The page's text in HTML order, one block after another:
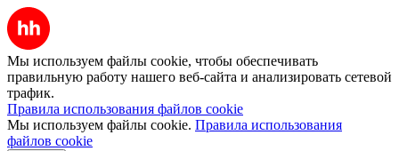
Мы используем файлы cookie, чтобы обеспечивать
правильную работу нашего веб-сайта и анализировать сетевой
трафик.
Правила использования файлов cookie
Мы используем файлы cookie. Правила использования
файлов cookie